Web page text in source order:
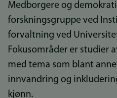
Medborgere og
forskningsgruppe ved
forvaltning ved
Fokusområder er studier
med tema som blant
innvandring og
kjønn.